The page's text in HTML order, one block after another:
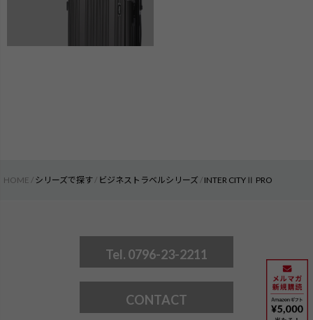
HOME シリーズで探す ビジネストラベルシリーズ INTER CITYⅡ PRO
Tel. 0796-23-2211
CONTACT